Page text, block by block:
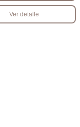
Ver detalle